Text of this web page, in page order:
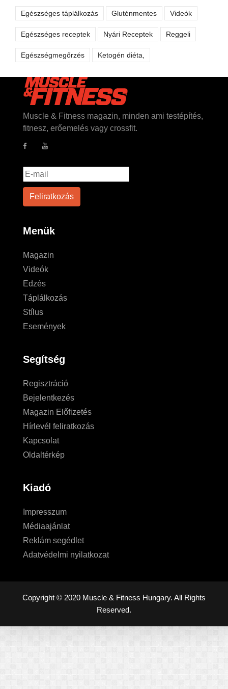
Egészséges táplálkozás Gluténmentes Videók
Egészséges receptek Nyári Receptek Reggeli
Egészségmegőrzés Ketogén diéta,
Muscle & Fitness magazin, minden ami testépítés,
fitnesz, erőemelés vagy crossfit.
Menük
Magazin
Videók
Edzés
Táplálkozás
Stílus
Események
Segítség
Regisztráció
Bejelentkezés
Magazin Előfizetés
Hírlevél feliratkozás
Kapcsolat
Oldaltérkép
Kiadó
Impresszum
Médiaajánlat
Reklám segédlet
Adatvédelmi nyilatkozat
Copyright © 2020 Muscle & Fitness Hungary. All Rights
Reserved.